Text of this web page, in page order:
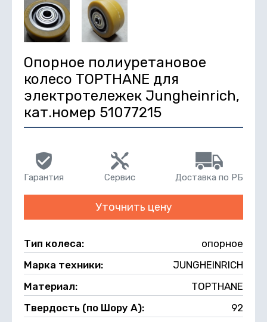
Опорное полиуретановое
колесо TOPTHANE для
электротележек Jungheinrich,
кат.номер 51077215
Гарантия Сервис Доставка по РБ
Уточнить цену
Тип колеса:
опорное
Марка техники:
JUNGHEINRICH
Материал:
TOPTHANE
Твердость (по Шору А):
92